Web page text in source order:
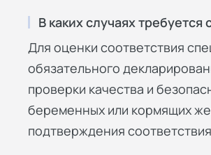
В каких случаях
Для оценки соответствия
обязательного
проверки качества и
беременных или кормящих
подтверждения